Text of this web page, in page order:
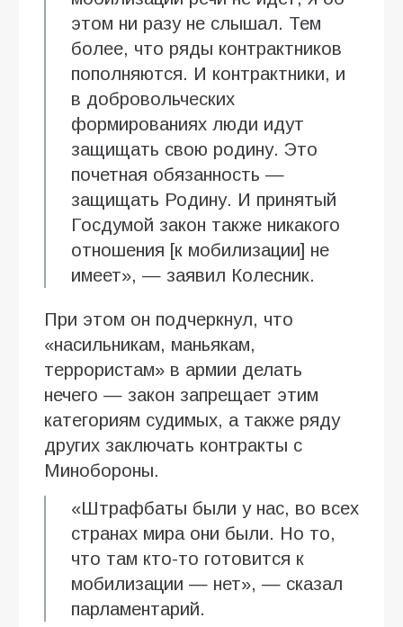
этом ни разу не слышал. Тем
более, что ряды контрактников
пополняются. И контрактники, и
в добровольческих
формированиях люди идут
защищать свою родину. Это
почетная обязанность —
защищать Родину. И принятый
Госдумой закон также никакого
отношения [к мобилизации] не
имеет», — заявил Колесник.
При этом он подчеркнул, что
«насильникам, маньякам,
террористам» в армии делать
нечего — закон запрещает этим
категориям судимых, а также ряду
других заключать контракты с
Минобороны.
«Штрафбаты были у нас, во всех
странах мира они были. Но то,
что там кто-то готовится к
мобилизации — нет», — сказал
парламентарий.